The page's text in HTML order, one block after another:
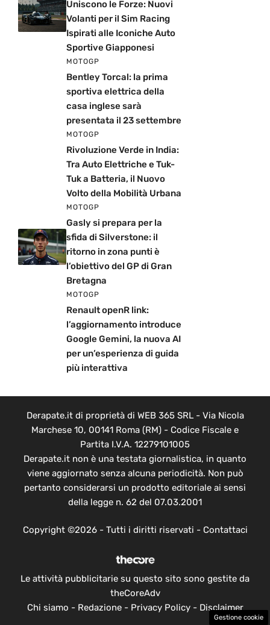
Uniscono le Forze: Nuovi
Volanti per il Sim Racing
Ispirati alle Iconiche Auto
Sportive Giapponesi
MOTOGP
Bentley Torcal: la prima
sportiva elettrica della
casa inglese sarà
presentata il 23 settembre
MOTOGP
Rivoluzione Verde in India:
Tra Auto Elettriche e Tuk-
Tuk a Batteria, il Nuovo
Volto della Mobilità Urbana
MOTOGP
Gasly si prepara per la
sfida di Silverstone: il
ritorno in zona punti è
l’obiettivo del GP di Gran
Bretagna
MOTOGP
Renault openR link:
l’aggiornamento introduce
Google Gemini, la nuova AI
per un’esperienza di guida
più interattiva
Derapate.it di proprietà di WEB 365 SRL - Via Nicola
Marchese 10, 00141 Roma (RM) - Codice Fiscale e
Partita I.V.A. 12279101005
Derapate.it non è una testata giornalistica, in quanto
viene aggiornato senza alcuna periodicità. Non può
pertanto considerarsi un prodotto editoriale ai sensi
della legge n. 62 del 07.03.2001
Copyright ©2026 - Tutti i diritti riservati - Contattaci
Le attività pubblicitarie su questo sito sono gestite da
theCoreAdv
Chi siamo - Redazione- Privacy Policy- Disclaimer
Gestione cookie